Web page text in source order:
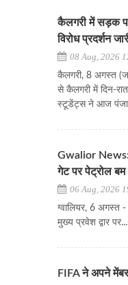
कैलगरी में सड़क
विरोध प्रदर्शन
08 Aug, 2026
कैलगरी, 8 अगस्त
से कैलगरी में दिन-
स्टूडेंट्स ने आज
Gwalior News:
गेट पर पेट्रोल
06 Aug, 2026
ग्वालियर, 6 अगस्त -
मुख्य प्रवेश द्वार
FIFA ने अपने